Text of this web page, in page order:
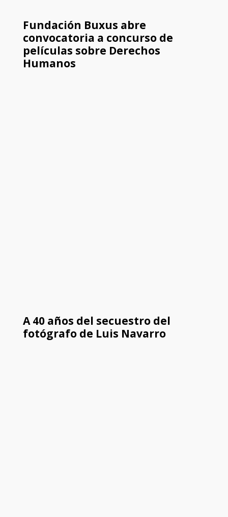
Fundación Buxus abre
convocatoria a concurso de
películas sobre Derechos
Humanos
A 40 años del secuestro del
fotógrafo de Luis Navarro